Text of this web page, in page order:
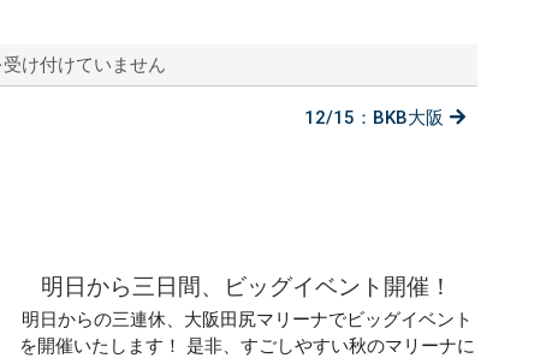
け付けていません
12/15：BKB大阪
明日から三日間、ビッグイベント開催！
明日からの三連休、大阪田尻マリーナでビッグイベント
を開催いたします！ 是非、すごしやすい秋のマリーナに